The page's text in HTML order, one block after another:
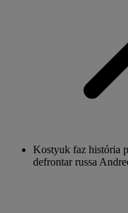
Kostyuk faz história
defrontar russa